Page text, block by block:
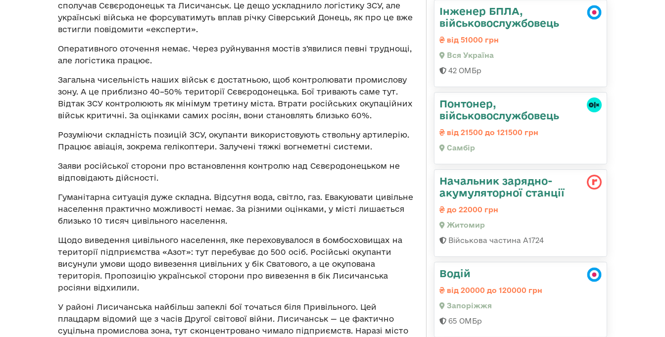
сполучав Сєвєродонецьк та Лисичанськ. Це дещо ускладнило логістику ЗСУ, але
українські війська не форсуватимуть вплав річку Сіверський Донець, як про це вже
встигли повідомити «експерти».
Оперативного оточення немає. Через руйнування мостів з’явилися певні труднощі,
але логістика працює.
Загальна чисельність наших військ є достатньою, щоб контролювати промислову
зону. А це приблизно 40–50% території Сєвєродонецька. Бої тривають саме тут.
Відтак ЗСУ контролюють як мінімум третину міста. Втрати російських окупаційних
військ критичні. За оцінками самих росіян, вони становлять близько 60%.
Розуміючи складність позицій ЗСУ, окупанти використовують ствольну артилерію.
Працює авіація, зокрема гелікоптери. Залучені тяжкі вогнеметні системи.
Заяви російської сторони про встановлення контролю над Сєвєродонецьком не
відповідають дійсності.
Гуманітарна ситуація дуже складна. Відсутня вода, світло, газ. Евакуювати цивільне
населення практично можливості немає. За різними оцінками, у місті лишається
близько 10 тисяч цивільного населення.
Щодо виведення цивільного населення, яке переховувалося в бомбосховищах на
території підприємства «Азот»: тут перебуває до 500 осіб. Російські окупанти
висунули умови щодо вивезення цивільних у бік Сватового, а це окупована
територія. Пропозицію української сторони про вивезення в бік Лисичанська
росіяни відхилили.
У районі Лисичанська найбільш запеклі бої точаться біля Привільного. Цей
плацдарм відомий ще з часів Другої світової війни. Лисичанськ — це фактично
суцільна промислова зона, тут сконцентровано чимало підприємств. Наразі місто
Інженер БПЛА,
військовослужбовець
від 51000 грн
Вся Україна
42 ОМБр
Понтонер,
військовослужбовець
від 21500 до 121500 грн
Самбір
Начальник зарядно-
акумуляторної станції
до 22000 грн
Житомир
Військова частина А1724
Водій
від 20000 до 120000 грн
Запоріжжя
65 ОМБр